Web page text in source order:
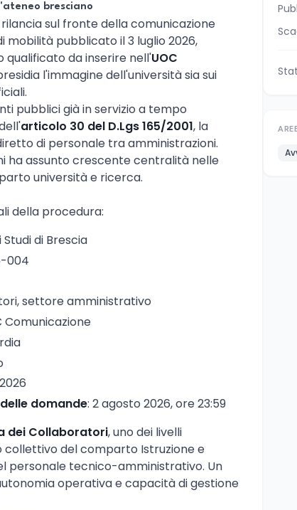
bresciano
rilancia sul fronte della comunicazione
mobilità pubblicato il 3 luglio 2026,
da inserire nell'UOC
l'immagine dell'università sia sui
pubblici già in servizio a tempo
articolo 30 del D.Lgs 165/2001, la
di personale tra amministrazioni.
ha assunto crescente centralità nelle
università e ricerca.
della procedura:
di Brescia
004
settore amministrativo
Comunicazione
domande: 2 agosto 2026, ore 23:59
dei Collaboratori, uno dei livelli
del comparto Istruzione e
personale tecnico-amministrativo. Un
operativa e capacità di gestione